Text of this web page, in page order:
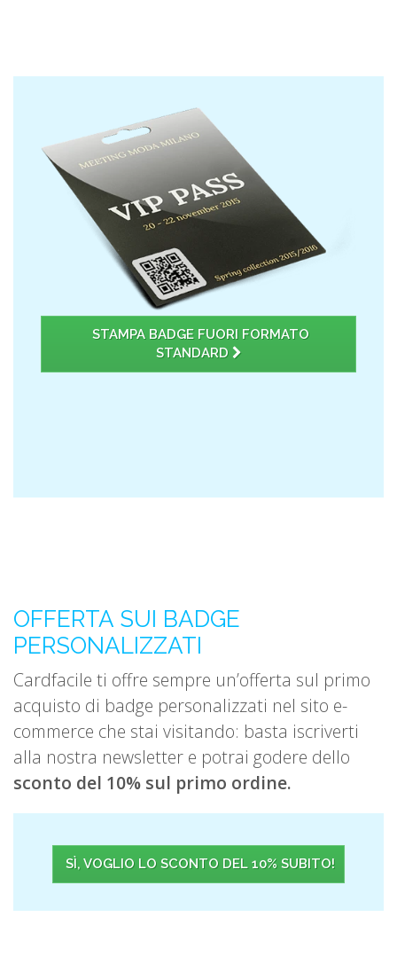
STAMPA BADGE FUORI FORMATO
STANDARD
OFFERTA SUI BADGE
PERSONALIZZATI
Cardfacile ti offre sempre un’offerta sul primo
acquisto di badge personalizzati nel sito e-
commerce che stai visitando: basta iscriverti
alla nostra newsletter e potrai godere dello
sconto del 10% sul primo ordine.
SÌ, VOGLIO LO SCONTO DEL 10% SUBITO!